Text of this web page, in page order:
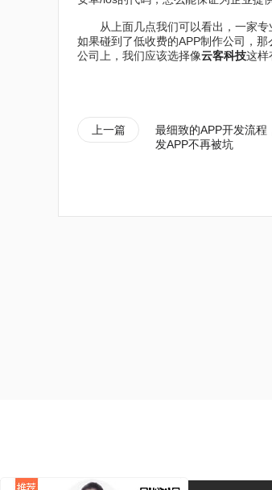
从上面几点我们可以看出，一家专
如果碰到了低收费的APP制作公司，
公司上，我们应该选择像云客科技这样
上一篇
最细致的APP开发流程
发APP不再被坑